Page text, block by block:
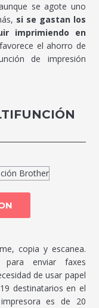
se agote uno
si se gastan los
imprimiendo en
el ahorro de
de impresión
copia y escanea.
enviar faxes
de usar papel
destinatarios en el
es de 20